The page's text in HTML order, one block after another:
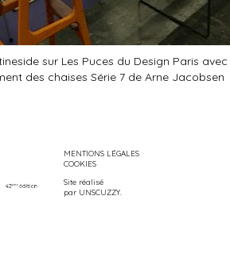
sur Les Puces du Design Paris avec
des chaises Série 7 de Arne Jacobsen
MENTIONS LÉGALES
COOKIES
Site réalisé
par UNSCUZZY